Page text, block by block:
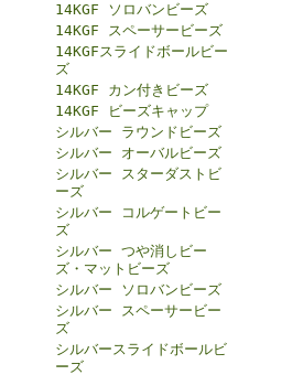
14KGF ソロバンビーズ
14KGF スペーサービーズ
14KGFスライドボールビー
ズ
14KGF カン付きビーズ
14KGF ビーズキャップ
シルバー ラウンドビーズ
シルバー オーバルビーズ
シルバー スターダストビ
ーズ
シルバー コルゲートビー
ズ
シルバー つや消しビー
ズ・マットビーズ
シルバー ソロバンビーズ
シルバー スペーサービー
ズ
シルバースライドボールビ
ーズ